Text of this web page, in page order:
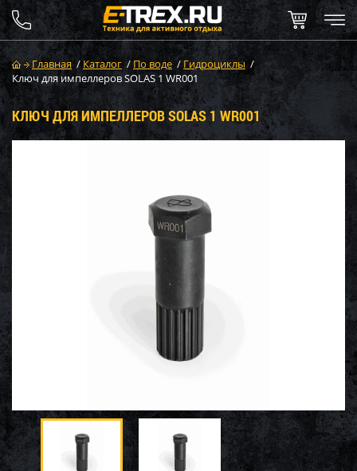
Главная / Каталог / По воде / Гидроциклы /
Ключ для импеллеров SOLAS 1 WR001
КЛЮЧ ДЛЯ ИМПЕЛЛЕРОВ SOLAS 1 WR001